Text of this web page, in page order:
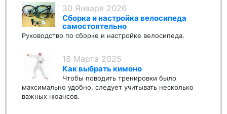
30 Января 2026
Сборка и настройка велосипеда
самостоятельно
Руководство по сборке и настройке велосипеда.
18 Марта 2025
Как выбрать кимоно
Чтобы поводить тренировки было
максимально удобно, следует учитывать несколько
важных нюансов.